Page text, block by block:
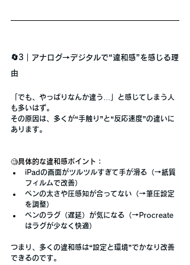
🔄3｜アナログ→デジタルで“違和感”を感じる理
由
「でも、やっぱりなんか違う…」と感じてしまう人
も多いはず。
その原因は、多くが“手触り”と“反応速度”の違いに
あります。
🧐具体的な違和感ポイント：
iPadの画面がツルツルすぎて手が滑る（→紙質
フィルムで改善）
ペンの太さや圧感知が合ってない（→筆圧設定
を調整）
ペンのラグ（遅延）が気になる（→Procreate
はラグが少なく快適）
つまり、多くの違和感は“設定と環境”でかなり改善
できるのです。